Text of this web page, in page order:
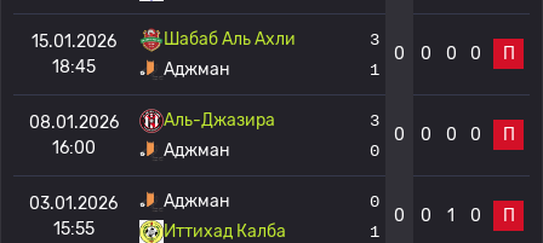
15.01.2026
18:45
Шабаб Аль Ахли
Аджман
3
1
0 0 0 0 П
08.01.2026
16:00
Аль-Джазира
Аджман
3
0
0 0 0 0 П
03.01.2026
15:55
Аджман
Иттихад Калба
0
1
0 0 1 0 П